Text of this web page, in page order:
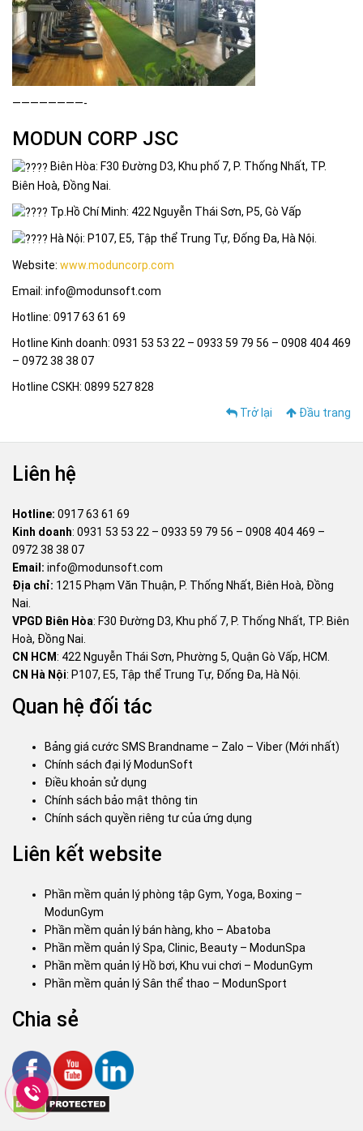
————————-
MODUN CORP JSC
Biên Hòa: F30 Đường D3, Khu phố 7, P. Thống Nhất, TP.
Biên Hoà, Đồng Nai.
Tp.Hồ Chí Minh: 422 Nguyễn Thái Sơn, P5, Gò Vấp
Hà Nội: P107, E5, Tập thể Trung Tự, Đống Đa, Hà Nội.
Website: www.moduncorp.com
Email: info@modunsoft.com
Hotline: 0917 63 61 69
Hotline Kinh doanh: 0931 53 53 22 – 0933 59 79 56 – 0908 404 469
– 0972 38 38 07
Hotline CSKH: 0899 527 828
Trở lại
Đầu trang
Liên hệ
Hotline: 0917 63 61 69
Kinh doanh: 0931 53 53 22 – 0933 59 79 56 – 0908 404 469 –
0972 38 38 07
Email: info@modunsoft.com
Địa chỉ: 1215 Phạm Văn Thuận, P. Thống Nhất, Biên Hoà, Đồng
Nai.
VPGD Biên Hòa: F30 Đường D3, Khu phố 7, P. Thống Nhất, TP. Biên
Hoà, Đồng Nai.
CN HCM: 422 Nguyễn Thái Sơn, Phường 5, Quận Gò Vấp, HCM.
CN Hà Nội: P107, E5, Tập thể Trung Tự, Đống Đa, Hà Nội.
Quan hệ đối tác
Bảng giá cước SMS Brandname – Zalo – Viber (Mới nhất)
Chính sách đại lý ModunSoft
Điều khoản sử dụng
Chính sách bảo mật thông tin
Chính sách quyền riêng tư của ứng dụng
Liên kết website
Phần mềm quản lý phòng tập Gym, Yoga, Boxing –
ModunGym
Phần mềm quản lý bán hàng, kho – Abatoba
Phần mềm quản lý Spa, Clinic, Beauty – ModunSpa
Phần mềm quản lý Hồ bơi, Khu vui chơi – ModunGym
Phần mềm quản lý Sân thể thao – ModunSport
Chia sẻ